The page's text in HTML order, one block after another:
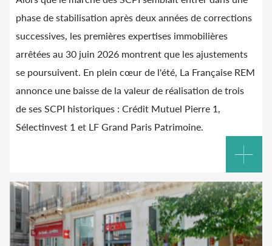
phase de stabilisation après deux années de corrections
successives, les premières expertises immobilières
arrêtées au 30 juin 2026 montrent que les ajustements
se poursuivent. En plein cœur de l'été, La Française REM
annonce une baisse de la valeur de réalisation de trois
de ses SCPI historiques : Crédit Mutuel Pierre 1,
Sélectinvest 1 et LF Grand Paris Patrimoine.